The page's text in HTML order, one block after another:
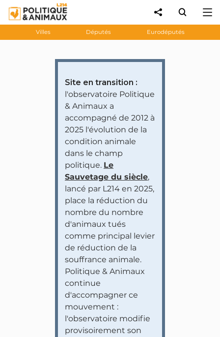
Villes Députés Eurodéputés
Site en transition :
l'observatoire Politique
& Animaux a
accompagné de 2012 à
2025 l'évolution de la
condition animale
dans le champ
politique. Le
Sauvetage du siècle,
lancé par L214 en 2025,
place la réduction du
nombre du nombre
d'animaux tués
comme principal levier
de réduction de la
souffrance animale.
Politique & Animaux
continue
d'accompagner ce
mouvement :
l'observatoire modifie
provisoirement son